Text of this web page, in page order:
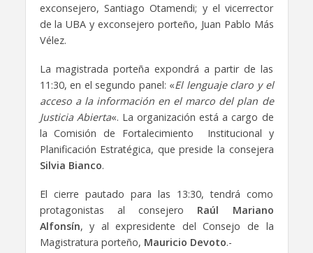
exconsejero, Santiago Otamendi; y el vicerrector
de la UBA y exconsejero porteño, Juan Pablo Más
Vélez.
La magistrada porteña expondrá a partir de las
11:30, en el segundo panel: «El lenguaje claro y el
acceso a la información en el marco del plan de
Justicia Abierta«. La organización está a cargo de
la Comisión de Fortalecimiento Institucional y
Planificación Estratégica, que preside la consejera
Silvia Bianco.
El cierre pautado para las 13:30, tendrá como
protagonistas al consejero Raúl Mariano
Alfonsín, y al expresidente del Consejo de la
Magistratura porteño, Mauricio Devoto.-